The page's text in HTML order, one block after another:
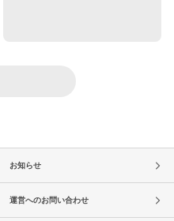
お知らせ
運営へのお問い合わせ